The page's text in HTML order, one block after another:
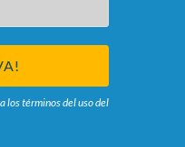
los términos del uso del